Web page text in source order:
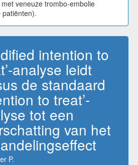
veneuze trombo-embolie
patiënten).
intention to
analyse leidt
de standaard
to treat’-
tot een
van het
P.